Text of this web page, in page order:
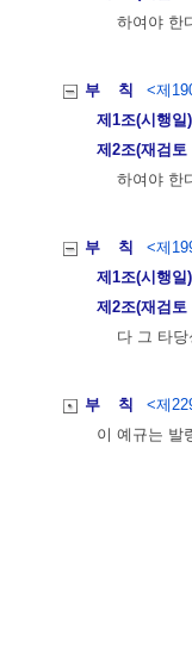
하여야 한
부 칙
<제
제1조(시행일)
제2조(재검토
하여야 한
부 칙
<제
제1조(시행일)
제2조(재검토
다 그 타
부 칙
<제
이 예규는 발